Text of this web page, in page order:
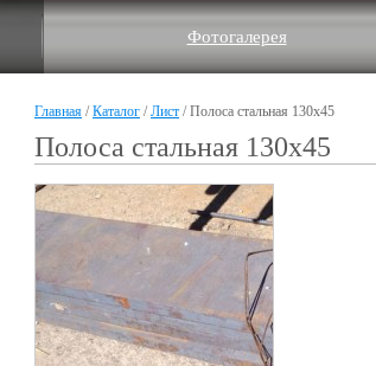
Фотогалерея
Главная /Каталог /Лист / Полоса стальная 130x45
Полоса стальная 130x45